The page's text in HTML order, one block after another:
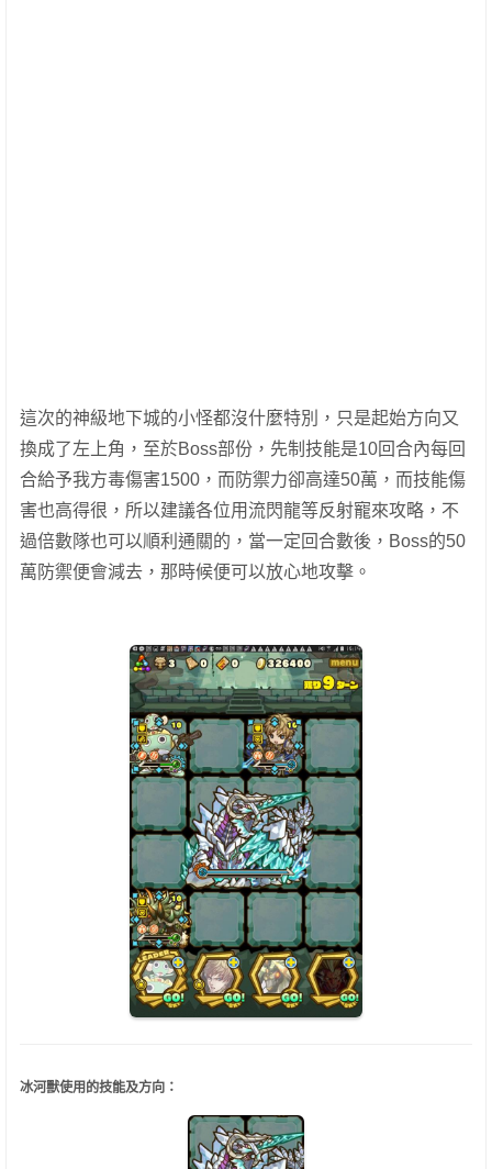
這次的神級地下城的小怪都沒什麼特別，只是起始方向又
換成了左上角，至於Boss部份，先制技能是10回合內每回
合給予我方毒傷害1500，而防禦力卻高達50萬，而技能傷
害也高得很，所以建議各位用流閃龍等反射寵來攻略，不
過倍數隊也可以順利通關的，當一定回合數後，Boss的50
萬防禦便會減去，那時候便可以放心地攻擊。
冰河獸使用的技能及方向：